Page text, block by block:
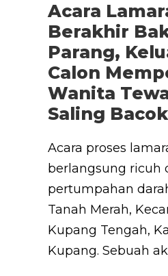
Acara
Berakhir
Parang,
Calon
Wanita
Saling Bacok
Acara proses
berlangsung ricuh
pertumpahan
Tanah Merah,
Kupang Tengah,
Kupang. Sebuah